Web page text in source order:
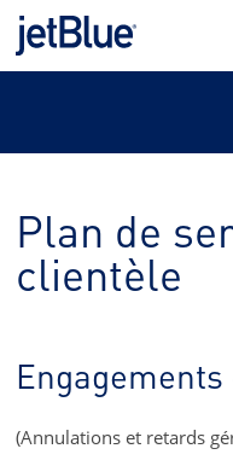
Skip
content
Plan de
clientèle
(Annulations et retards